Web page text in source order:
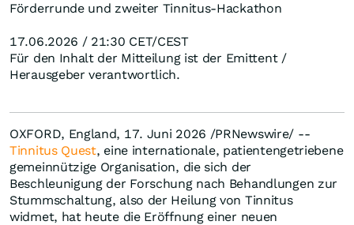
Förderrunde und zweiter Tinnitus-Hackathon
17.06.2026 / 21:30 CET/CEST
Für den Inhalt der Mitteilung ist der Emittent /
Herausgeber verantwortlich.
OXFORD, England, 17. Juni 2026 /PRNewswire/ --
Tinnitus Quest, eine internationale, patientengetriebene
gemeinnützige Organisation, die sich der
Beschleunigung der Forschung nach Behandlungen zur
Stummschaltung, also der Heilung von Tinnitus
widmet, hat heute die Eröffnung einer neuen